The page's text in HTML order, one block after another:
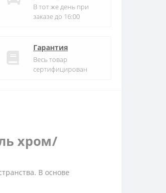
В тот же день при
заказе до 16:00
Гарантия
Весь товар
сертифицирован
хром/
В основе